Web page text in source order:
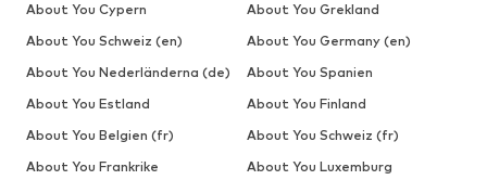
About You Cypern
About You Grekland
About You Schweiz (en)
About You Germany (en)
About You Nederländerna (de)
About You Spanien
About You Estland
About You Finland
About You Belgien (fr)
About You Schweiz (fr)
About You Frankrike
About You Luxemburg